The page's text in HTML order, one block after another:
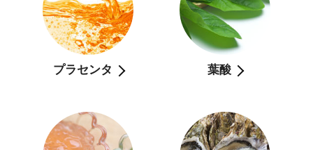
プラセンタ 葉酸